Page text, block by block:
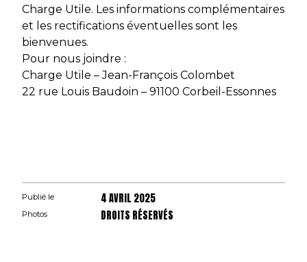
Charge Utile. Les informations complémentaires
et les rectifications éventuelles sont les
bienvenues.
Pour nous joindre :
Charge Utile – Jean-François Colombet
22 rue Louis Baudoin – 91100 Corbeil-Essonnes
Publié le 4 AVRIL 2025
Photos DROITS RÉSERVÉS